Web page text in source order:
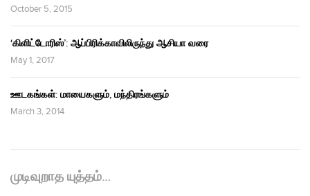
October 5, 2015
‘கிளிட்டோரிஸ்’: ஆப்பிரிக்காவிலிருந்து ஆசியா வரை
May 1, 2017
ஊடகங்கள்: மாயைகளும், மந்திரங்களும்
March 3, 2014
முடிவுறாத யுத்தம்…